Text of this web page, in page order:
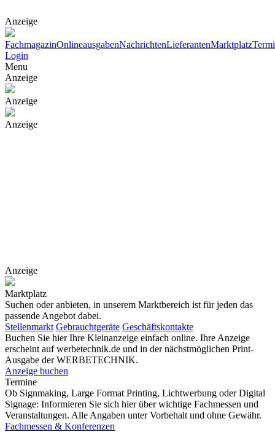
Anzeige
FachmagazinOnlineausgabenNachrichtenLieferantenMarktplatz
Login
Menu
Anzeige
Anzeige
Anzeige
Anzeige
Marktplatz
Suchen oder anbieten, in unserem Marktbereich ist für jeden das
passende Angebot dabei.
Stellenmarkt Gebrauchtgeräte Geschäftskontakte
Buchen Sie hier Ihre Kleinanzeige einfach online. Ihre Anzeige
erscheint auf werbetechnik.de und in der nächstmöglichen Print-
Ausgabe der WERBETECHNIK.
Anzeige buchen
Termine
Ob Signmaking, Large Format Printing, Lichtwerbung oder Digital
Signage: Informieren Sie sich hier über wichtige Fachmessen und
Veranstaltungen. Alle Angaben unter Vorbehalt und ohne Gewähr.
Fachmessen & Konferenzen